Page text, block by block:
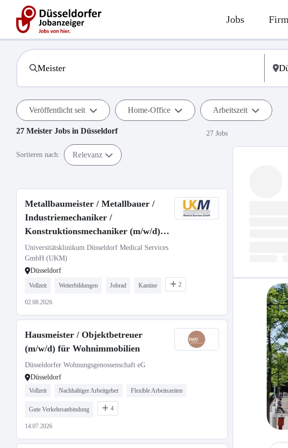
Jobs
Veröffentlicht seit Home-Office Arbeitszeit
27 Meister Jobs in Düsseldorf 27 Jobs
Sortieren nach: Relevanz
Metallbaumeister / Metallbauer /
Industriemechaniker /
Konstruktionsmechaniker (m/w/d) -
im Gesundheitswesen
Universitätsklinikum Düsseldorf Medical Services
GmbH (UKM)
Düsseldorf
Vollzeit Weiterbildungen Jobrad Kantine 2
02.08.2026
Hausmeister / Objektbetreuer
(m/w/d) für Wohnimmobilien
Düsseldorfer Wohnungsgenossenschaft eG
Düsseldorf
Vollzeit Nachhaltiger Arbeitgeber Flexible Arbeitszeiten
Gute Verkehrsanbindung 4
14.07.2026